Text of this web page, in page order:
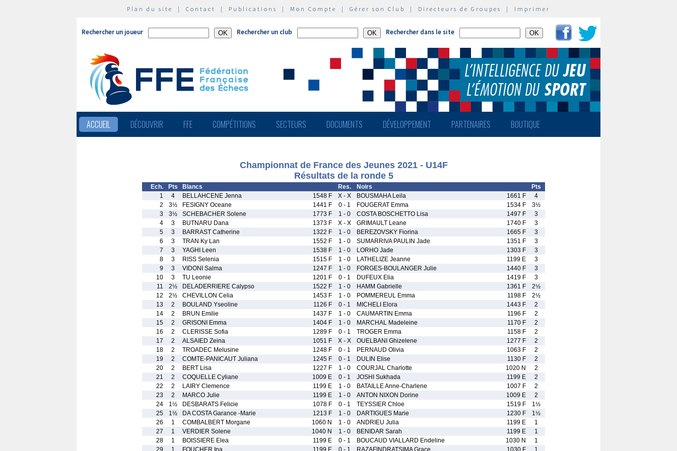
Plan du site | Contact | Publications | Mon Compte | Gérer son Club | Directeurs de Groupes | Imprimer
Rechercher un joueur Rechercher un club Rechercher dans le site
ACCUEIL DÉCOUVRIR FFE COMPÉTITIONS SECTEURS DOCUMENTS DÉVELOPPEMENT PARTENAIRES BOUTIQUE
Championnat de France des Jeunes 2021 - U14F
Résultats de la ronde 5
Ech. Pts Blancs Res. Noirs
Pts
1
4 BELLAHCENE Jenna 1548 F X - X BOUSMAHA Leila 1661 F
4
2
3½ FESIGNY Oceane 1441 F 0 - 1 FOUGERAT Emma 1534 F
3½
3
3½ SCHEBACHER Solene 1773 F 1 - 0 COSTA BOSCHETTO Lisa 1497 F
3
4
3 BUTNARU Dana 1373 F X - X GRIMAULT Leane 1740 F
3
5
3 BARRAST Catherine 1322 F 1 - 0 BEREZOVSKY Fiorina 1665 F
3
6
3 TRAN Ky Lan 1552 F 1 - 0 SUMARRIVA PAULIN Jade 1351 F
3
7
3 YAGHI Leen 1538 F 1 - 0 LORHO Jade 1303 F
3
8
3 RISS Selenia 1515 F 1 - 0 LATHELIZE Jeanne 1199 E
3
9
3 VIDONI Salma 1247 F 1 - 0 FORGES-BOULANGER Julie 1440 F
3
10
3 TU Leonie 1201 F 0 - 1 DUFEUX Elia 1419 F
3
11
2½ DELADERRIERE Calypso 1522 F 1 - 0 HAMM Gabrielle 1361 F
2½
12
2½ CHEVILLON Celia 1453 F 1 - 0 POMMEREUL Emma 1198 F
2½
13
2 BOULAND Yseoline 1126 F 0 - 1 MICHELI Elora 1443 F
2
14
2 BRUN Emilie 1437 F 1 - 0 CAUMARTIN Emma 1196 F
2
15
2 GRISONI Emma 1404 F 1 - 0 MARCHAL Madeleine 1170 F
2
16
2 CLERISSE Sofia 1289 F 0 - 1 TROGER Emma 1158 F
2
17
2 ALSAIED Zeina 1051 F X - X OUELBANI Ghizelene 1277 F
2
18
2 TROADEC Melusine 1248 F 0 - 1 PERNAUD Olivia 1063 F
2
19
2 COMTE-PANICAUT Juliana 1245 F 0 - 1 DULIN Elise 1130 F
2
20
2 BERT Lisa 1227 F 1 - 0 COURJAL Charlotte 1020 N
2
21
2 COQUELLE Cyliane 1009 E 0 - 1 JOSHI Sukhada 1199 E
2
22
2 LAIRY Clemence 1199 E 1 - 0 BATAILLE Anne-Charlene 1007 F
2
23
2 MARCO Julie 1199 E 1 - 0 ANTON NIXON Dorine 1009 E
2
24
1½ DESBARATS Felicie 1078 F 0 - 1 TEYSSIER Chloe 1519 F
1½
25
1½ DA COSTA Garance -Marie 1213 F 1 - 0 DARTIGUES Marie 1230 F
1½
26
1 COMBALBERT Morgane 1060 N 1 - 0 ANDRIEU Julia 1199 E
1
27
1 VERDIER Solene 1040 N 1 - 0 BENIDAR Sarah 1199 E
1
28
1 BOISSIERE Elea 1199 E 0 - 1 BOUCAUD VIALLARD Endeline 1030 N
1
29
1 FOUCHER Ina 1199 E 0 - 1 RAZAFINDRATSIMA Grace 1030 F 1